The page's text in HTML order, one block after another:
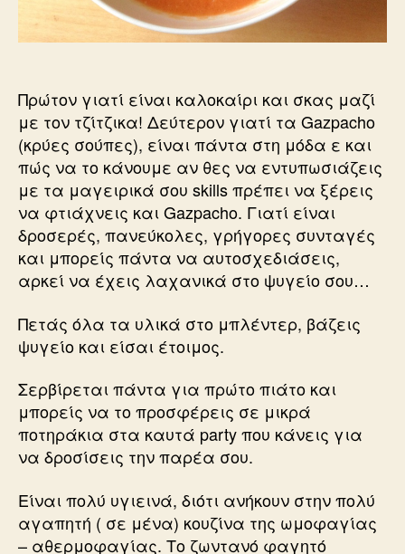
Πρώτον γιατί είναι καλοκαίρι και σκας μαζί
με τον τζίτζικα! Δεύτερον γιατί τα Gazpacho
(κρύες σούπες), είναι πάντα στη μόδα ε και
πώς να το κάνουμε αν θες να εντυπωσιάζεις
με τα μαγειρικά σου skills πρέπει να ξέρεις
να φτιάχνεις και Gazpacho. Γιατί είναι
δροσερές, πανεύκολες, γρήγορες συνταγές
και μπορείς πάντα να αυτοσχεδιάσεις,
αρκεί να έχεις λαχανικά στο ψυγείο σου…
Πετάς όλα τα υλικά στο μπλέντερ, βάζεις
ψυγείο και είσαι έτοιμος.
Σερβίρεται πάντα για πρώτο πιάτο και
μπορείς να το προσφέρεις σε μικρά
ποτηράκια στα καυτά party που κάνεις για
να δροσίσεις την παρέα σου.
Είναι πολύ υγιεινά, διότι ανήκουν στην πολύ
αγαπητή ( σε μένα) κουζίνα της ωμοφαγίας
– αθερμοφαγίας. Το ζωντανό φαγητό